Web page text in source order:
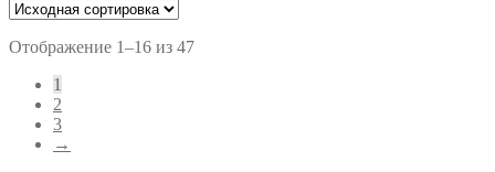
Отображение 1–16 из 47
1
2
3
→